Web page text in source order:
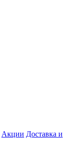
Акции Доставка и